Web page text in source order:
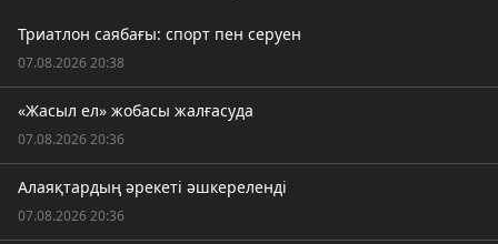
Триатлон саябағы: спорт пен серуен
07.08.2026 20:38
«Жасыл ел» жобасы жалғасуда
07.08.2026 20:36
Алаяқтардың әрекеті әшкереленді
07.08.2026 20:36